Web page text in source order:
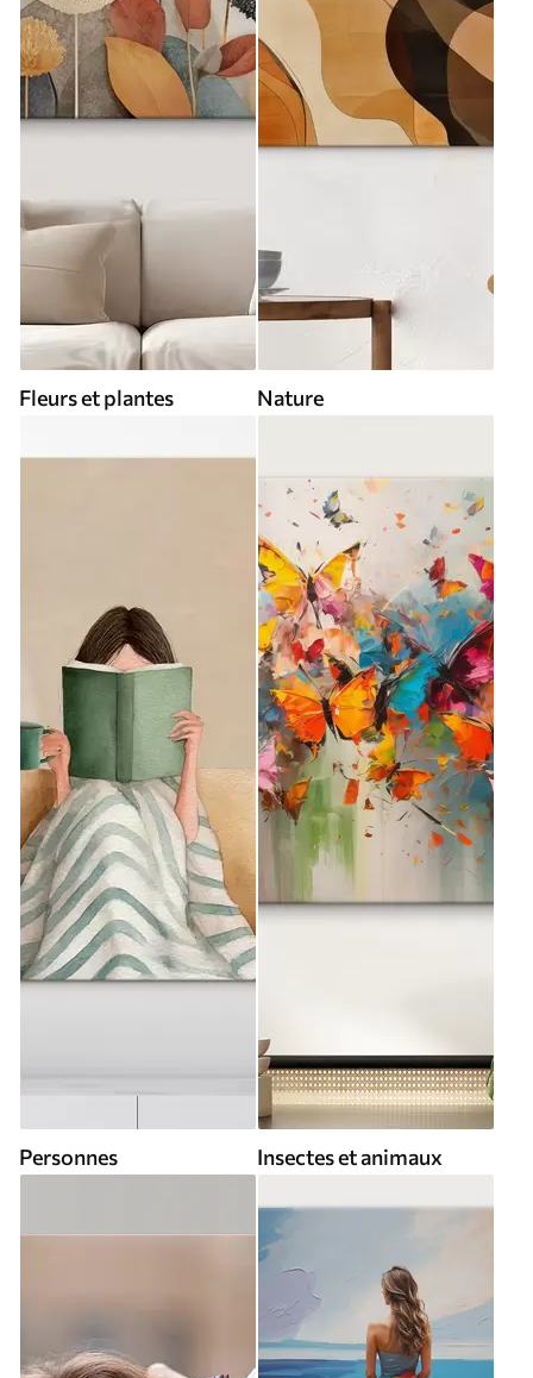
Fleurs et plantes Nature
Personnes Insectes et animaux